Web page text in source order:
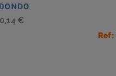
€
Ref: